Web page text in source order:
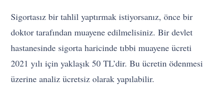
Sigortasız bir tahlil yaptırmak istiyorsanız, önce bir
doktor tarafından muayene edilmelisiniz. Bir devlet
hastanesinde sigorta haricinde tıbbi muayene ücreti
2021 yılı için yaklaşık 50 TL’dir. Bu ücretin ödenmesi
üzerine analiz ücretsiz olarak yapılabilir.